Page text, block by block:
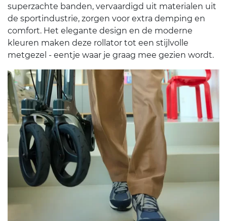
superzachte banden, vervaardigd uit materialen uit
de sportindustrie, zorgen voor extra demping en
comfort. Het elegante design en de moderne
kleuren maken deze rollator tot een stijlvolle
metgezel - eentje waar je graag mee gezien wordt.